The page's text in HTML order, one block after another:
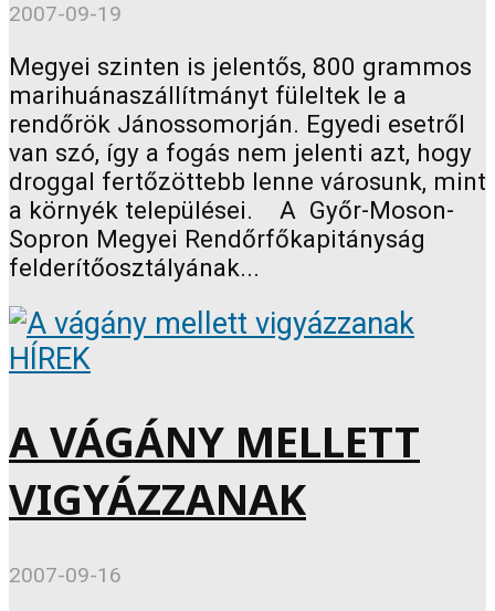
2007-09-19
Megyei szinten is jelentős, 800 grammos
marihuánaszállítmányt füleltek le a
rendőrök Jánossomorján. Egyedi esetről
van szó, így a fogás nem jelenti azt, hogy
droggal fertőzöttebb lenne városunk, mint
a környék települései. A Győr-Moson-
Sopron Megyei Rendőrfőkapitányság
felderítőosztályának...
HÍREK
A VÁGÁNY MELLETT
VIGYÁZZANAK
2007-09-16